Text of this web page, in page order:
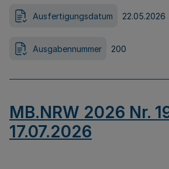
Ausfertigungsdatum 22.05.2026
Ausgabennummer 200
MB.NRW 2026 Nr.
17.07.2026